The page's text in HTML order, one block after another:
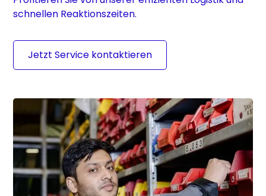
schnellen Reaktionszeiten.
Jetzt Service kontaktieren